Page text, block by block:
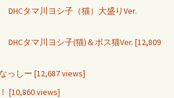
タマ川ヨシ子（猫）大盛りVer.
タマ川ヨシ子(猫)＆ボス猫Ver. [12,809
っしー [12,687 views]
[10,860 views]